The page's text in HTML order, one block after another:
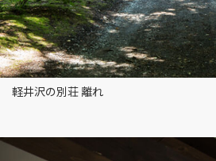
軽井沢の別荘 離れ